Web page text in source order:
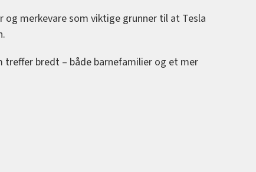
og merkevare som viktige grunner til at Tesla
bredt – både barnefamilier og et mer